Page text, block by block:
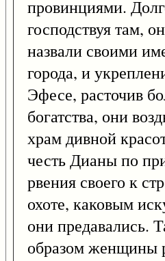
провинциями.
господствуя там,
назвали своими
города, и
Эфесе, расточив
богатства, они
храм дивной
честь Дианы по
рвения своего к
охоте, каковым
они предавались.
образом женщины